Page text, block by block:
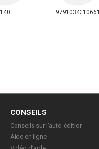
140 9791034310661
CONSEILS
Conseils sur l’auto-édition
Aide en ligne